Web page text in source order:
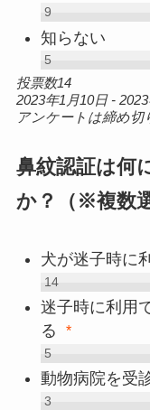
9
知らない
5
投票数14
2023年1月10日-
アンケートは締め切
鼻紋認証は何
か？（※複数
犬が迷子時に
14
迷子時に利用
る
*
5
動物病院を受
3